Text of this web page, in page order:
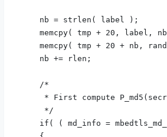
nb = strlen( label );
memcpy( tmp + 20, label,
memcpy( tmp + 20 + nb,
nb += rlen;
/*
* First compute
*/
if( ( md_info =